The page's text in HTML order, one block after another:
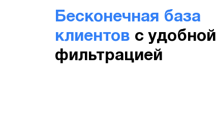
Бесконечная база
клиентов с удобной
фильтрацией